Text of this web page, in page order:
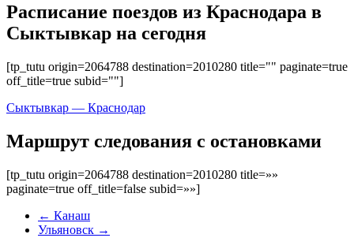
Расписание поездов из Краснодара в
Сыктывкар на сегодня
[tp_tutu origin=2064788 destination=2010280 title="" paginate=true
off_title=true subid=""]
Сыктывкар — Краснодар
Маршрут следования с остановками
[tp_tutu origin=2064788 destination=2010280 title=»»
paginate=true off_title=false subid=»»]
← Канаш
Ульяновск →